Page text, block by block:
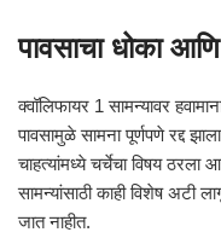
पावसाचा धोका
क्वॉलिफायर 1 सामन्यावर
पावसामुळे सामना पूर्णपणे रद्द
चाहत्यांमध्ये चर्चेचा विषय
सामन्यांसाठी काही विशेष अटी
जात नाहीत.